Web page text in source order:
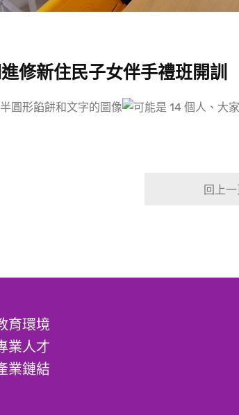
修新住民子女伴手禮班開訓
回上
育環境
業人才
業鏈結